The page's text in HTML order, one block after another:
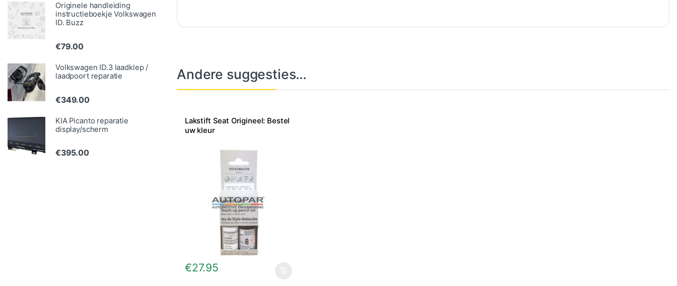
Andere suggesties…
Lakstift Seat Origineel: Bestel
uw kleur
€27.95
Originele handleiding
instructieboekje Volkswagen
ID. Buzz
€79.00
Volkswagen ID.3 laadklep /
laadpoort reparatie
€349.00
KIA Picanto reparatie
display/scherm
€395.00